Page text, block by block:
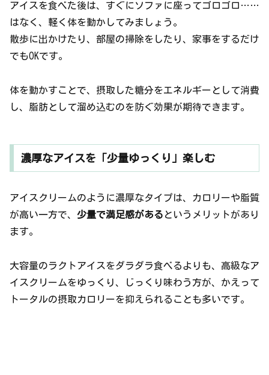
アイスを食べた後は、すぐにソファに座ってゴロゴロ……
はなく、軽く体を動かしてみましょう。
散歩に出かけたり、部屋の掃除をしたり、家事をするだけ
でもOKです。
体を動かすことで、摂取した糖分をエネルギーとして消費
し、脂肪として溜め込むのを防ぐ効果が期待できます。
濃厚なアイスを「少量ゆっくり」楽しむ
アイスクリームのように濃厚なタイプは、カロリーや脂質
が高い一方で、 少量で満足感がある というメリットがあり
ます。
大容量のラクトアイスをダラダラ食べるよりも、高級なア
イスクリームをゆっくり、じっくり味わう方が、かえって
トータルの摂取カロリーを抑えられることも多いです。